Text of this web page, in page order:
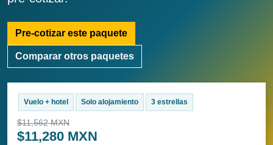
Pre-cotizar este paquete
Comparar otros paquetes
Vuelo + hotel Solo alojamiento 3 estrellas
$11,562 MXN
$11,280 MXN